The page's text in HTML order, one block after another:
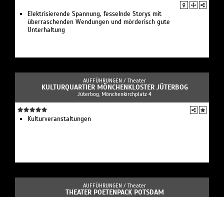
Elektrisierende Spannung, fesselnde Storys mit
überraschenden Wendungen und mörderisch gute
Unterhaltung
AUFFÜHRUNGEN / Theater
KULTURQUARTIER MÖNCHENKLOSTER JÜTERBOG
Jüterbog, Mönchenkirchplatz 4
Kulturveranstaltungen
AUFFÜHRUNGEN / Theater
THEATER POETENPACK POTSDAM